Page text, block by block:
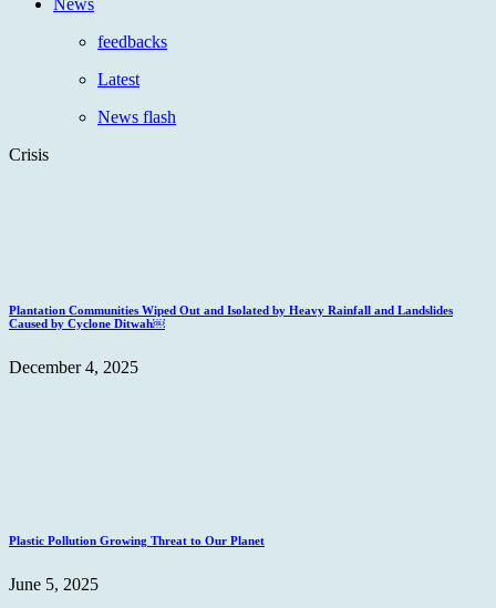
feedbacks
Latest
News flash
Crisis
Plantation Communities Wiped Out and Isolated by Heavy Rainfall and Landslides
Caused by Cyclone Ditwah￼
December 4, 2025
Plastic Pollution Growing Threat to Our Planet
June 5, 2025